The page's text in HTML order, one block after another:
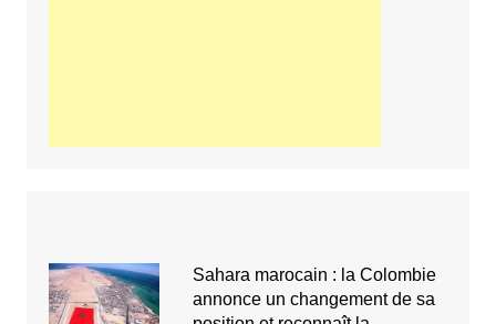
Sahara marocain : la Colombie
annonce un changement de sa